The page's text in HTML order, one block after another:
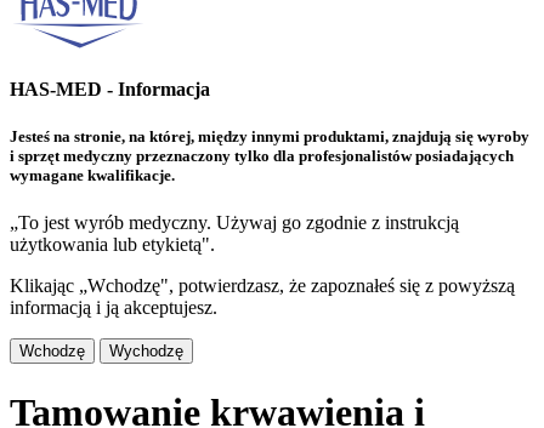
HAS-MED - Informacja
Jesteś na stronie, na której, między innymi produktami, znajdują się wyroby
i sprzęt medyczny przeznaczony tylko dla profesjonalistów posiadających
wymagane kwalifikacje.
„To jest wyrób medyczny. Używaj go zgodnie z instrukcją
użytkowania lub etykietą".
Klikając „Wchodzę", potwierdzasz, że zapoznałeś się z powyższą
informacją i ją akceptujesz.
Wchodzę Wychodzę
Tamowanie krwawienia i